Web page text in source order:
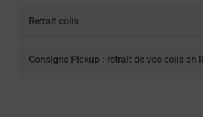
Retrait colis
Consigne Pickup : retrait de vos colis en